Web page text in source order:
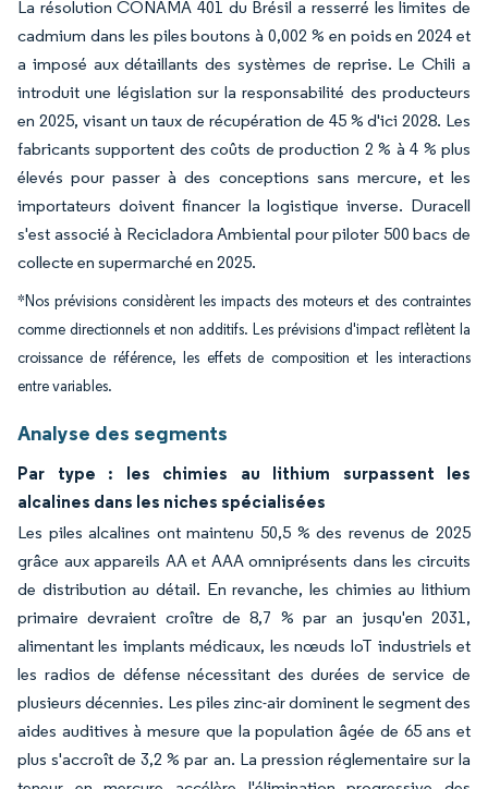
La résolution CONAMA 401 du Brésil a resserré les limites de
cadmium dans les piles boutons à 0,002 % en poids en 2024 et
a imposé aux détaillants des systèmes de reprise. Le Chili a
introduit une législation sur la responsabilité des producteurs
en 2025, visant un taux de récupération de 45 % d'ici 2028. Les
fabricants supportent des coûts de production 2 % à 4 % plus
élevés pour passer à des conceptions sans mercure, et les
importateurs doivent financer la logistique inverse. Duracell
s'est associé à Recicladora Ambiental pour piloter 500 bacs de
collecte en supermarché en 2025.
*Nos prévisions considèrent les impacts des moteurs et des contraintes
comme directionnels et non additifs. Les prévisions d'impact reflètent la
croissance de référence, les effets de composition et les interactions
entre variables.
Analyse des segments
Par type : les chimies au lithium surpassent les
alcalines dans les niches spécialisées
Les piles alcalines ont maintenu 50,5 % des revenus de 2025
grâce aux appareils AA et AAA omniprésents dans les circuits
de distribution au détail. En revanche, les chimies au lithium
primaire devraient croître de 8,7 % par an jusqu'en 2031,
alimentant les implants médicaux, les nœuds IoT industriels et
les radios de défense nécessitant des durées de service de
plusieurs décennies. Les piles zinc-air dominent le segment des
aides auditives à mesure que la population âgée de 65 ans et
plus s'accroît de 3,2 % par an. La pression réglementaire sur la